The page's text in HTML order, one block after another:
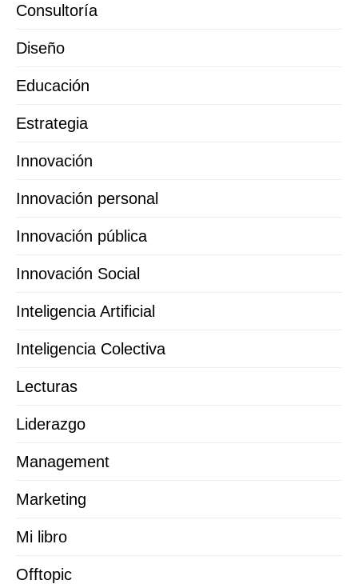
Consultoría
Diseño
Educación
Estrategia
Innovación
Innovación personal
Innovación pública
Innovación Social
Inteligencia Artificial
Inteligencia Colectiva
Lecturas
Liderazgo
Management
Marketing
Mi libro
Offtopic